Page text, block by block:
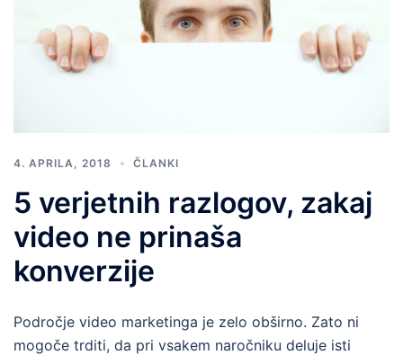
4. APRILA, 2018 ČLANKI
5 verjetnih razlogov, zakaj
video ne prinaša
konverzije
Področje video marketinga je zelo obširno. Zato ni
mogoče trditi, da pri vsakem naročniku deluje isti